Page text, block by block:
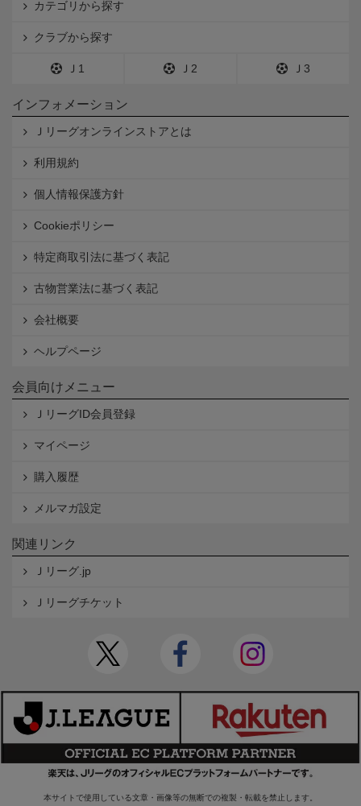
カテゴリから探す
クラブから探す
Ｊ1 Ｊ2 Ｊ3
インフォメーション
Ｊリーグオンラインストアとは
利用規約
個人情報保護方針
Cookieポリシー
特定商取引法に基づく表記
古物営業法に基づく表記
会社概要
ヘルプページ
会員向けメニュー
ＪリーグID会員登録
マイページ
購入履歴
メルマガ設定
関連リンク
Ｊリーグ.jp
Ｊリーグチケット
本サイトで使用している文章・画像等の無断での複製・転載を禁止します。